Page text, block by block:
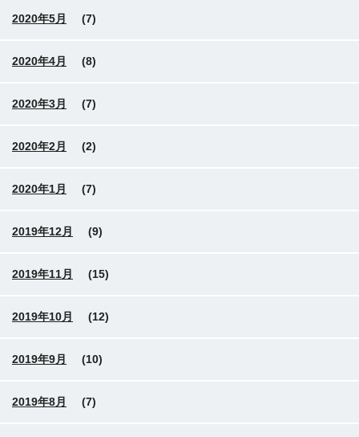
2020年5月 (7)
2020年4月 (8)
2020年3月 (7)
2020年2月 (2)
2020年1月 (7)
2019年12月 (9)
2019年11月 (15)
2019年10月 (12)
2019年9月 (10)
2019年8月 (7)